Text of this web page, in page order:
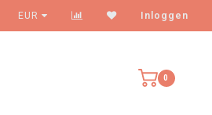
Levering aan huis
EUR Inloggen
0